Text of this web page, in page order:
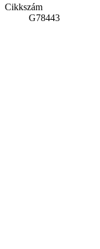
Cikkszám
G78443